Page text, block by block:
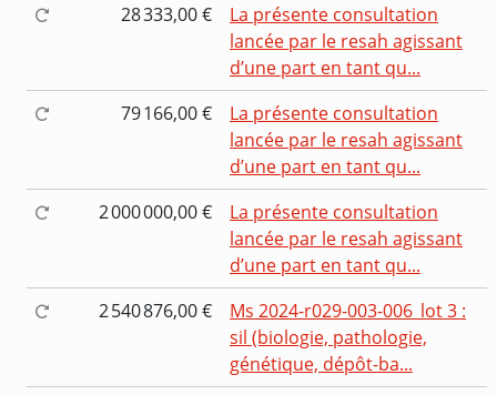
28 333,00 €
La présente consultation
lancée par le resah agissant
d’une part en tant qu...
79 166,00 €
La présente consultation
lancée par le resah agissant
d’une part en tant qu...
2 000 000,00 €
La présente consultation
lancée par le resah agissant
d’une part en tant qu...
2 540 876,00 €
Ms 2024-r029-003-006_lot 3 :
sil (biologie, pathologie,
génétique, dépôt-ba...